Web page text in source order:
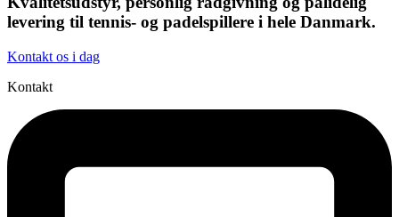
levering til tennis- og padelspillere i hele Danmark.
Kontakt os i dag
Kontakt